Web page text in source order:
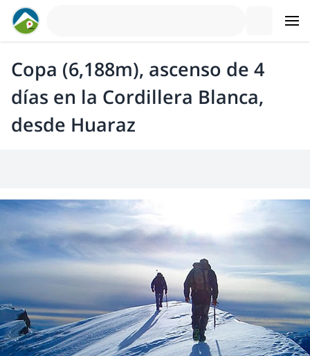
Copa (6,188m), ascenso de 4
días en la Cordillera Blanca,
desde Huaraz